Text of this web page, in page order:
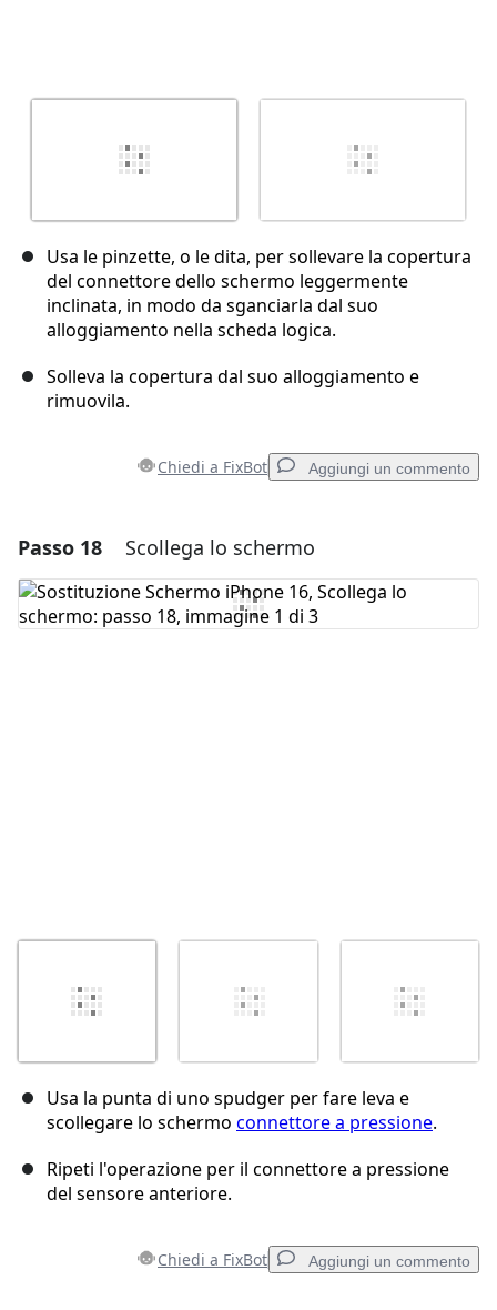
Usa le pinzette, o le dita, per sollevare la copertura
del connettore dello schermo leggermente
inclinata, in modo da sganciarla dal suo
alloggiamento nella scheda logica.
Solleva la copertura dal suo alloggiamento e
rimuovila.
Chiedi a FixBot Aggiungi un commento
Aggiungi un commento
Aggiungi Commento
Passo 18 Scollega lo schermo
Usa la punta di uno spudger per fare leva e
scollegare lo schermo connettore a pressione.
Ripeti l'operazione per il connettore a pressione
del sensore anteriore.
Chiedi a FixBot Aggiungi un commento